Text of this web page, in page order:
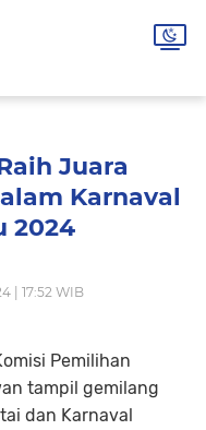
Juara
Karnaval
2024
| 17:52 WIB
Pemilihan
tampil gemilang
dan Karnaval